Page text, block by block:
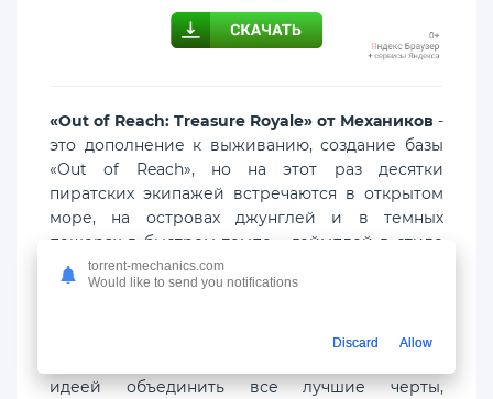
«Out of Reach: Treasure Royale» от Механиков -
это дополнение к выживанию, создание базы
«Out of Reach», но на этот раз десятки
пиратских экипажей встречаются в открытом
море, на островах джунглей и в темных
пещерах в быстром темпе. , геймплей в стиле
битвы, ориентированный на плавание,
мародерство, бомбардировку и охоту за
идеей объединить все лучшие черты,
torrent-mechanics.com
Would like to send you notifications
Discard Allow